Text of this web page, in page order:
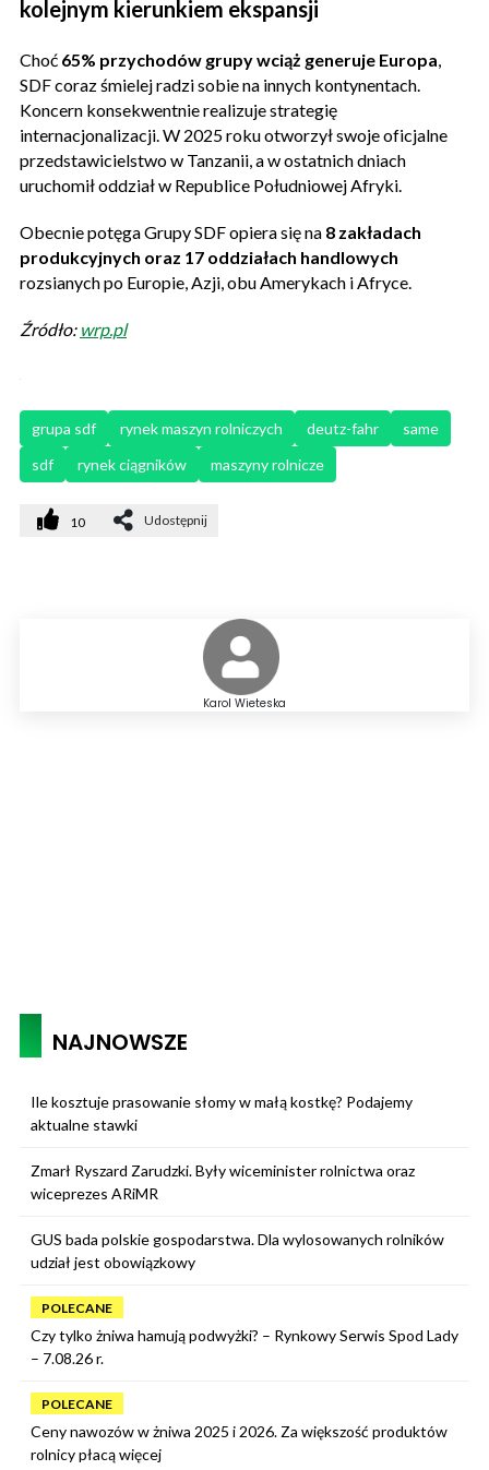
kolejnym kierunkiem ekspansji
Choć 65% przychodów grupy wciąż generuje Europa,
SDF coraz śmielej radzi sobie na innych kontynentach.
Koncern konsekwentnie realizuje strategię
internacjonalizacji. W 2025 roku otworzył swoje oficjalne
przedstawicielstwo w Tanzanii, a w ostatnich dniach
uruchomił oddział w Republice Południowej Afryki.
Obecnie potęga Grupy SDF opiera się na 8 zakładach
produkcyjnych oraz 17 oddziałach handlowych
rozsianych po Europie, Azji, obu Amerykach i Afryce.
Źródło: wrp.pl
grupa sdf rynek maszyn rolniczych deutz-fahr
same
sdf
rynek ciągników maszyny rolnicze
10 Udostępnij
Karol Wieteska
NAJNOWSZE
Ile kosztuje prasowanie słomy w małą kostkę? Podajemy
aktualne stawki
Zmarł Ryszard Zarudzki. Były wiceminister rolnictwa oraz
wiceprezes ARiMR
GUS bada polskie gospodarstwa. Dla wylosowanych rolników
udział jest obowiązkowy
POLECANE
Czy tylko żniwa hamują podwyżki? – Rynkowy Serwis Spod Lady
– 7.08.26 r.
POLECANE
Ceny nawozów w żniwa 2025 i 2026. Za większość produktów
rolnicy płacą więcej